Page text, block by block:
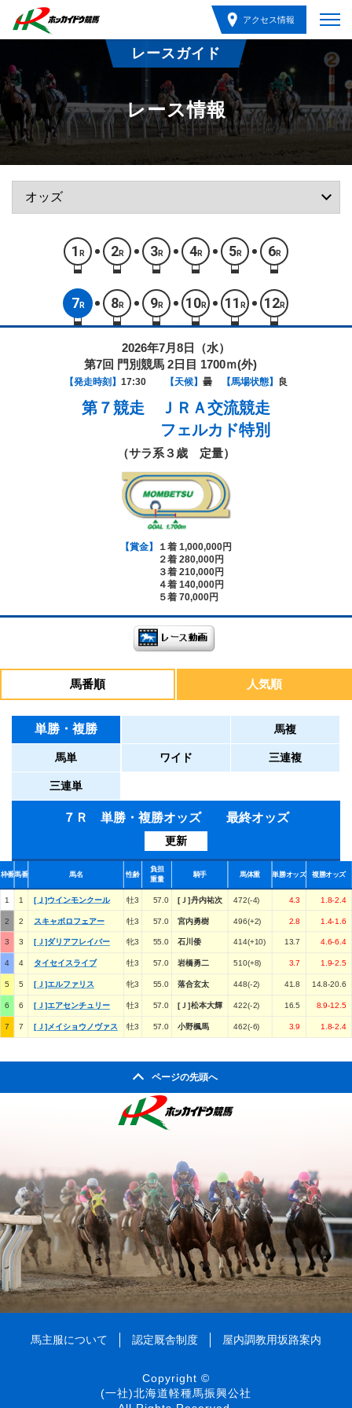
アクセス情報
レースガイド
レース情報
1 R 2R 3R 4R 5R 6R
7 R 8R 9R 10R 11 R 12R
2026年7月8日（水）
第7回 門別競馬 2日目 1700ｍ(外)
【発走時刻】 17:30 【天候】 曇 【馬場状態】 良
第７競走
ＪＲＡ交流競走
フェルカド特別
（サラ系３歳 定量）
【賞金】
１着 1,000,000円
２着 280,000円
３着 210,000円
４着 140,000円
５着 70,000円
馬番順 人気順
単勝・複勝 馬複
馬単 ワイド 三連複
三連単
７Ｒ 単勝・複勝オッズ 最終オッズ
更新
枠番馬番 馬名 性齢
負担
重量
騎手 馬体重 単勝オッズ 複勝オッズ
1 1 [Ｊ]ウインモンクール 牡3 57.0 [Ｊ]丹内祐次 472(-4) 4.3 1.8-2.4
2 2 スキャボロフェアー 牡3 57.0 宮内勇樹 496(+2) 2.8 1.4-1.6
3 3 [Ｊ]ダリアフレイバー 牝3 55.0 石川倭 414(+10) 13.7 4.6-6.4
4 4 タイセイスライブ 牡3 57.0 岩橋勇二 510(+8) 3.7 1.9-2.5
5 5 [Ｊ]エルファリス 牝3 55.0 落合玄太 448(-2) 41.8 14.8-20.6
6 6 [Ｊ]エアセンチュリー 牡3 57.0 [Ｊ]松本大輝 422(-2) 16.5 8.9-12.5
7 7 [Ｊ]メイショウノヴァス 牡3 57.0 小野楓馬 462(-6) 3.9 1.8-2.4
ページの先頭へ
馬主服について 認定厩舎制度 屋内調教用坂路案内
Copyright ©
(一社)北海道軽種馬振興公社